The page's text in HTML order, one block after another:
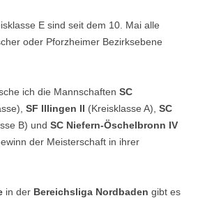
E sind seit dem 10. Mai alle
oder Pforzheimer Bezirksebene
ich die Mannschaften SC
SF Illingen II (Kreisklasse A), SC
B) und SC Niefern-Öschelbronn IV
der Meisterschaft in ihrer
in der Bereichsliga Nordbaden gibt es